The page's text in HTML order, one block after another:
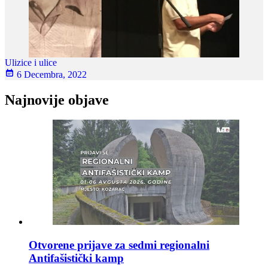
Ulizice i ulice
6 Decembra, 2022
Najnovije objave
Otvorene prijave za sedmi regionalni
Antifašistički kamp